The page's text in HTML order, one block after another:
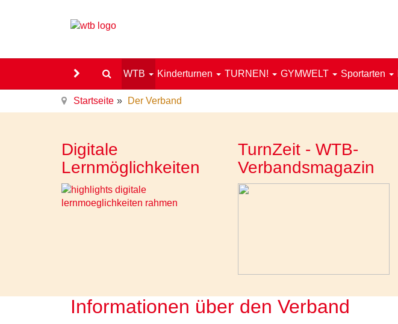
WTB Kinderturnen TURNEN! GYMWELT Sportarten
Startseite Der Verband
Digitale
Lernmöglichkeiten
TurnZeit - WTB-
Verbandsmagazin
Informationen über den Verband